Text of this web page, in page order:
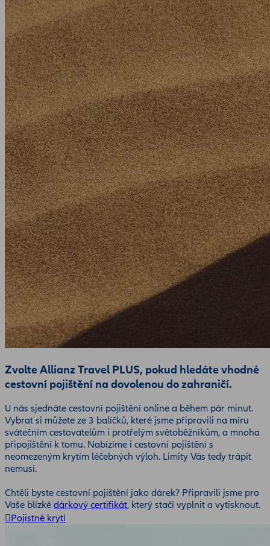
Zvolte Allianz Travel PLUS, pokud hledáte vhodné
cestovní pojištění na dovolenou do zahraničí.
U nás sjednáte cestovní pojištění online a během pár minut.
Vybrat si můžete ze 3 balíčků, které jsme připravili na míru
svátečním cestovatelům i protřelým světoběžníkům, a mnoha
připojištění k tomu. Nabízíme i cestovní pojištění s
neomezeným krytím léčebných výloh. Limity Vás tedy trápit
nemusí.
Chtěli byste cestovní pojištění jako dárek? Připravili jsme pro
Vaše blízké dárkový certifikát, který stačí vyplnit a vytisknout.
Pojistné krytí